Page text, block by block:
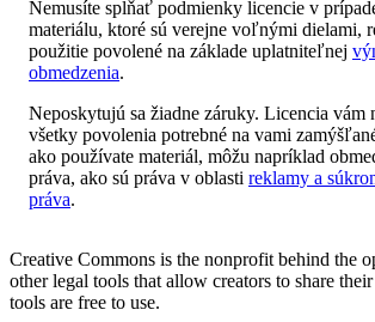
Nemusíte spĺňať podmienky licencie v
materiálu, ktoré sú verejne voľnými dielami,
použitie povolené na základe uplatniteľnej
obmedzenia.
Neposkytujú sa žiadne záruky. Licencia vám
všetky povolenia potrebné na vami
ako používate materiál, môžu napríklad
práva, ako sú práva v oblasti reklamy a
práva.
Creative Commons is the nonprofit behind the
other legal tools that allow creators to share
tools are free to use.